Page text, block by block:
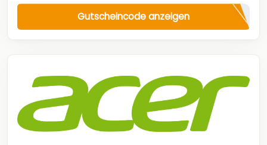
Gutscheincode anzeigen